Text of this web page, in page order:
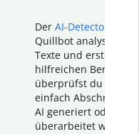
Der AI-Detector
Quillbot analysiert
Texte und erstellt
hilfreichen Bericht.
überprüfst du
einfach Abschnitte,
AI generiert oder
überarbeitet wurden.